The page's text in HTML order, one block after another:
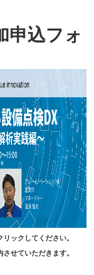
申込フォ
ックしてください。
せていただきます。